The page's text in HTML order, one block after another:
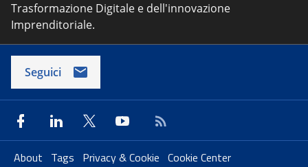
Trasformazione Digitale e dell'innovazione
Imprenditoriale.
Seguici
About Tags Privacy & Cookie Cookie Center